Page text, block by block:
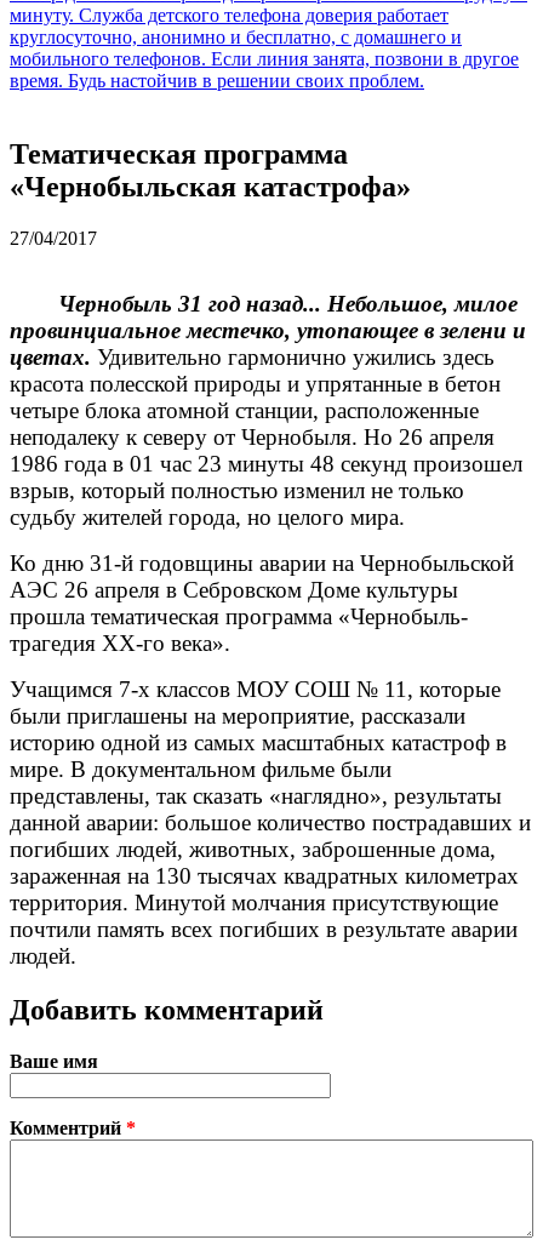
Тематическая программа
«Чернобыльская катастрофа»
27/04/2017
Чернобыль 31 год назад... Небольшое, милое
провинциальное местечко, утопающее в зелени и
цветах. Удивительно гармонично ужились здесь
красота полесской природы и упрятанные в бетон
четыре блока атомной станции, расположенные
неподалеку к северу от Чернобыля. Но 26 апреля
1986 года в 01 час 23 минуты 48 секунд произошел
взрыв, который полностью изменил не только
судьбу жителей города, но целого мира.
Ко дню 31-й годовщины аварии на Чернобыльской
АЭС 26 апреля в Себровском Доме культуры
прошла тематическая программа «Чернобыль-
трагедия ХХ-го века».
Учащимся 7-х классов МОУ СОШ № 11, которые
были приглашены на мероприятие, рассказали
историю одной из самых масштабных катастроф в
мире. В документальном фильме были
представлены, так сказать «наглядно», результаты
данной аварии: большое количество пострадавших и
погибших людей, животных, заброшенные дома,
зараженная на 130 тысячах квадратных километрах
территория. Минутой молчания присутствующие
почтили память всех погибших в результате аварии
людей.
Добавить комментарий
Ваше имя
Комментрий *